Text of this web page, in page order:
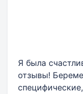
Я была
отзывы!